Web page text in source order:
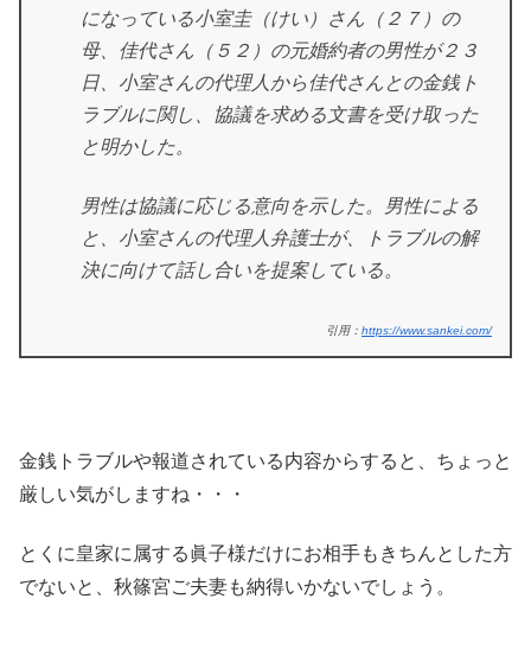
になっている小室圭（けい）さん（２７）の
母、佳代さん（５２）の元婚約者の男性が２３
日、小室さんの代理人から佳代さんとの金銭ト
ラブルに関し、協議を求める文書を受け取った
と明かした。
男性は協議に応じる意向を示した。男性による
と、小室さんの代理人弁護士が、トラブルの解
決に向けて話し合いを提案している。
引用： https://www.sankei.com/
金銭トラブルや報道されている内容からすると、ちょっと
厳しい気がしますね・・・
とくに皇家に属する眞子様だけにお相手もきちんとした方
でないと、秋篠宮ご夫妻も納得いかないでしょう。